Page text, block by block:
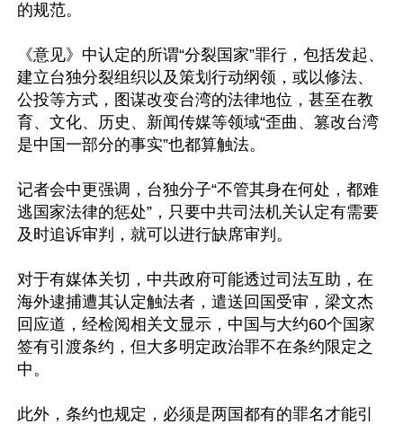
的规范。
《意见》中认定的所谓“分裂国家”罪行，包括发起、
建立台独分裂组织以及策划行动纲领，或以修法、
公投等方式，图谋改变台湾的法律地位，甚至在教
育、文化、历史、新闻传媒等领域“歪曲、篡改台湾
是中国一部分的事实”也都算触法。
记者会中更强调，台独分子“不管其身在何处，都难
逃国家法律的惩处”，只要中共司法机关认定有需要
及时追诉审判，就可以进行缺席审判。
对于有媒体关切，中共政府可能透过司法互助，在
海外逮捕遭其认定触法者，遣送回国受审，梁文杰
回应道，经检阅相关文显示，中国与大约60个国家
签有引渡条约，但大多明定政治罪不在条约限定之
中。
此外，条约也规定，必须是两国都有的罪名才能引